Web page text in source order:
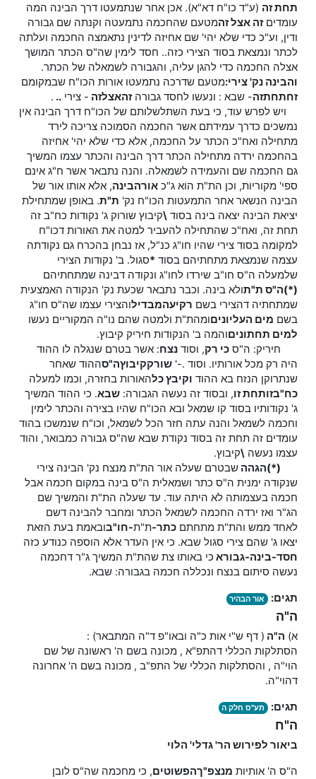
תחת זה (ע"ד כו"ח דא"א). אכן אחר שנתמעטו דרך הבינה המה
עומדיםזה אצל זהמטעם שהחכמה נתמעטה וקנתה שם גבורה
ודין, וע"כ כדי שלא יהי' שם אחיזה לדינין נתאמצה החכמה ועלתה
לכתר ונמצאת בסוד הצירי כזה.. חסד לימין שה"ס הכתר המושך
אצלה החכמה כדי להגן עליה, והגבורה לשמאלה של הכתר.
והבינה נק' צירי:מטעם שדרכה נתמעטו אורות הכו"ח שבמקומם
זחתחתזה- שבא : ונעשו לחסד גבורהזהאצלזה - צירי..
.
ויש לפרש עוד, כי בעת השתלשלותם של הכו"ח דרך הבינה אין
נמשכים כדרך עמידתם אשר החכמה הסמוכה צריכה לירד
מתחילה ואח"כ הכתר על החכמה, אלא כדי שלא יהי' אחיזה
בהחכמה ירדה מתחילה הכתר דרך הבינה והכתר עצמו המשיך
גם החכמה שם והעמידה לשמאלה. והנה נתבאר אשר ח"ג אינם
ספי' מקוריות, וכן הת"ת הוא ג"כאורהבינה, אלא אותו אור של
הבינה הנשאר אחר התמעטות הכו"ח נק' ת"ת. באופן שמתחילת
יציאת הבינה יצאה בינה בסוד \קיבוץ שורוק ג' נקודות כח"ב זה
תחת זה, ואח"כ שהתחילה להעביר למטה את האורות דכו"ח
למקומה בסוד צירי שהיו חו"ג כנ"ל, אז נבחן בהכרח גם נקודתה
עצמה שנמצאת מתחתיהם בסוד *סגול. ב' נקודות הצירי
שלמעלה ה"ס חו"ב שירדו לחו"ג ונקודה דבינה שמתחתיהם
(*)ה"ס ת"תולא בינה. וכבר נתבאר שכעת נק' הנקודה האמצעית
שמתחתיה דהצירי בשם רקיעהמבדילוהצירי עצמו שה"ס חו"ג
בשם מים העליוניםומהת"ת ולמטה שהם נו"ה המקוריים נעשו
למים תחתוניםוהמה ב' הנקודות חיריק קיבוץ.
חיריק: ה"סכי רק, וסודנצח: אשר בטרם שנגלה לו ההוד
היה רק מכל אורותיו. וסוד .-'שורקקיבוץה"סההוד שאחר
שנתרוקן הנזח בא ההוד וקיבץ כלהאורות בחזרה, וכמו למעלה
כח"בזותחת זו, ובסוד זה נעשה הגבורה:שבא. כי ההוד המשיך
ג' נקודותיו בסוד קו שמאל ובא הכו"ח שהיו בצירה והכתר לימין
וחכמה לשמאל והנה עתה חזר הכל לשמאל, וכו"ח שנמשכו בהוד
עומדים זה תחת זה בסוד נקודת שבא שה"ס גבורה כמבואר, והוד
עצמו נעשה \קיבוץ.
(*)הגההשבטרם שעלה אור הת"ת מנצח נק' הבינה צירי
שנקודה ימנית ה"ס כתר ושמאלית ה"ס בינה במקום חכמה אבל
חכמה בעצמותה לא היתה עוד. עד שעלה הת"ת והמשיך שם
הג"ר ואז ירדה החכמה לשמאל הכתר ומחבר להבינה דשם
לאחד ממש והת"ת מתחתםכתר-ת"ת-חו"בובאמת בעת הזאת
יצאו ג' שהם צירי סגול שבא. כי אין העדר אלא הוספה כנודע כזה
חסד-בינה-גבורא כי באותו צת שהת"ת המשיך ג"ר דחכמה
נעשה סיתום בנצח ונכללה חכמה בגבורה: שבא.
תגים: אור הבהיר
ה"ה
א) ה"ה ( דף ש"י אות כ"ה ובאו"פ ד"ה המתבאר) :
הסתלקות הכללי דהתפ"א , מכונה בשם ה' ראשונה של שם
הוי"ה , והסתלקות הכללי של התפ"ב , מכונה בשם ה' אחרונה
דהוי"ה.
תגים: תע"ס חלק ה
ה"ח
ביאור לפירוש הר' גדלי' הלוי
ה"ס ה' אותיות מנצפ"ךהפשוטים, כי מחכמה שה"ס לובן